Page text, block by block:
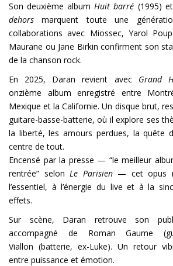
Son deuxième album Huit barré (1995)
dehors marquent toute une
collaborations avec Miossec, Yarol
Maurane ou Jane Birkin confirment son
de la chanson rock.
En 2025, Daran revient avec Grand
onzième album enregistré entre
Mexique et la Californie. Un disque brut,
guitare-basse-batterie, où il explore ses
la liberté, les amours perdues, la quête
centre de tout.
Encensé par la presse — “le meilleur
rentrée” selon Le Parisien— cet opus
l’essentiel, à l’énergie du live et à la
effets.
Sur scène, Daran retrouve son
accompagné de Roman Gaume
Viallon (batterie, ex-Luke). Un retour
entre puissance et émotion.